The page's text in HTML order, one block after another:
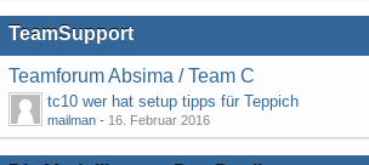
TeamSupport
Teamforum Absima / Team C
tc10 wer hat setup tipps für Teppich
mailman - 16. Februar 2016